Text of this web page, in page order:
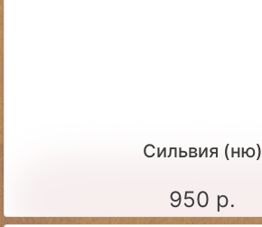
Сильвия (ню)
950 р.